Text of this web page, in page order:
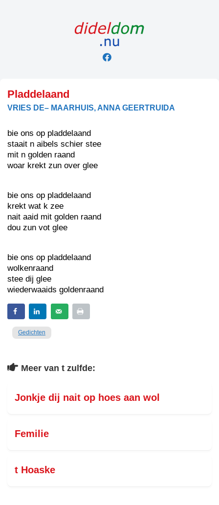
Pladdelaand
VRIES DE– MAARHUIS, ANNA GEERTRUIDA
bie ons op pladdelaand
staait n aibels schier stee
mit n golden raand
woar krekt zun over glee
bie ons op pladdelaand
krekt wat k zee
nait aaid mit golden raand
dou zun vot glee
bie ons op pladdelaand
wolkenraand
stee dij glee
wiederwaaids goldenraand
Gedichten
Meer van t zulfde:
Jonkje dij nait op hoes aan wol
Femilie
t Hoaske